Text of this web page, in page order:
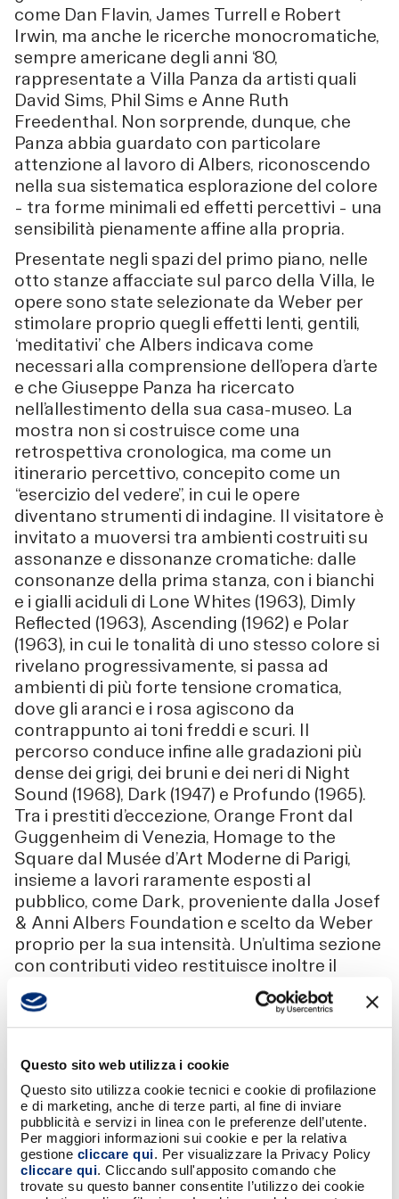
Questo sito web utilizza i cookie
Questo sito utilizza cookie tecnici e cookie di profilazione
e di marketing, anche di terze parti, al fine di inviare
pubblicità e servizi in linea con le preferenze dell’utente.
Per maggiori informazioni sui cookie e per la relativa
gestione cliccare qui. Per visualizzare la Privacy Policy
cliccare qui. Cliccando sull'apposito comando che
trovate su questo banner consentite l’utilizzo dei cookie
come Dan Flavin, James Turrell e Robert
Irwin, ma anche le ricerche monocromatiche,
sempre americane degli anni ‘80,
rappresentate a Villa Panza da artisti quali
David Sims, Phil Sims e Anne Ruth
Freedenthal. Non sorprende, dunque, che
Panza abbia guardato con particolare
attenzione al lavoro di Albers, riconoscendo
nella sua sistematica esplorazione del colore
– tra forme minimali ed effetti percettivi – una
sensibilità pienamente affine alla propria.
Presentate negli spazi del primo piano, nelle
otto stanze affacciate sul parco della Villa, le
opere sono state selezionate da Weber per
stimolare proprio quegli effetti lenti, gentili,
‘meditativi’ che Albers indicava come
necessari alla comprensione dell’opera d’arte
e che Giuseppe Panza ha ricercato
nell’allestimento della sua casa-museo. La
mostra non si costruisce come una
retrospettiva cronologica, ma come un
itinerario percettivo, concepito come un
“esercizio del vedere”, in cui le opere
diventano strumenti di indagine. Il visitatore è
invitato a muoversi tra ambienti costruiti su
assonanze e dissonanze cromatiche: dalle
consonanze della prima stanza, con i bianchi
e i gialli aciduli di Lone Whites (1963), Dimly
Reflected (1963), Ascending (1962) e Polar
(1963), in cui le tonalità di uno stesso colore si
rivelano progressivamente, si passa ad
ambienti di più forte tensione cromatica,
dove gli aranci e i rosa agiscono da
contrappunto ai toni freddi e scuri. Il
percorso conduce infine alle gradazioni più
dense dei grigi, dei bruni e dei neri di Night
Sound (1968), Dark (1947) e Profundo (1965).
Tra i prestiti d’eccezione, Orange Front dal
Guggenheim di Venezia, Homage to the
Square dal Musée d’Art Moderne di Parigi,
insieme a lavori raramente esposti al
pubblico, come Dark, proveniente dalla Josef
& Anni Albers Foundation e scelto da Weber
proprio per la sua intensità. Un’ultima sezione
con contributi video restituisce inoltre il
metodo di un artista che ha profondamente
trasformato la pittura del Novecento.
per l’Ambiente Italiano ETS: “Ogni grande
artista sperimenta e approfondisce il proprio
linguaggio con una serie di opere che sono
assai spesso plurime “variazioni sul tema “.
Ogni variazione è una riflessione unica e
originale che - se unita ad altre come in
questa mostra - consente di approfondire,